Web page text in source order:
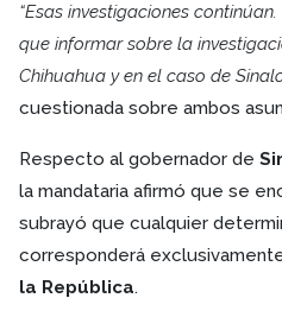
“Esas investigaciones
que informar sobre la
Chihuahua y en el caso de
cuestionada sobre ambos
Respecto al gobernador de
la mandataria afirmó que se
subrayó que cualquier
corresponderá
la República.